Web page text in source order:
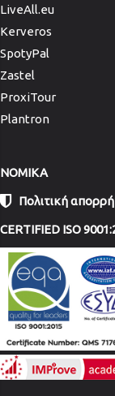
LiveAll.eu
Kerveros
SpotyPal
Zastel
ProxiTour
Plantron
NOMIKA
Πολιτική
CERTIFIED ISO